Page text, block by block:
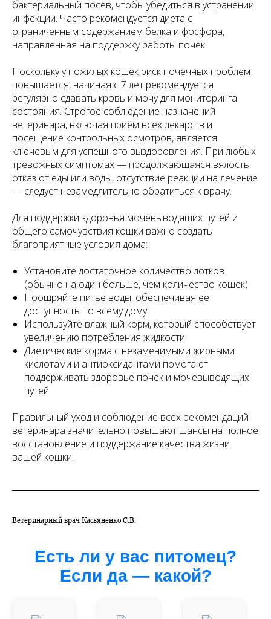
бактериальный посев, чтобы убедиться в устранении
инфекции. Часто рекомендуется диета с
ограниченным содержанием белка и фосфора,
направленная на поддержку работы почек.
Поскольку у пожилых кошек риск почечных проблем
повышается, начиная с 7 лет рекомендуется
регулярно сдавать кровь и мочу для мониторинга
состояния. Строгое соблюдение назначений
ветеринара, включая приём всех лекарств и
посещение контрольных осмотров, является
ключевым для успешного выздоровления. При любых
тревожных симптомах — продолжающаяся вялость,
отказ от еды или воды, отсутствие реакции на лечение
— следует незамедлительно обратиться к врачу.
Для поддержки здоровья мочевыводящих путей и
общего самочувствия кошки важно создать
благоприятные условия дома:
Установите достаточное количество лотков
(обычно на один больше, чем количество кошек)
Поощряйте питьё воды, обеспечивая её
доступность по всему дому
Используйте влажный корм, который способствует
увеличению потребления жидкости
Диетические корма с незаменимыми жирными
кислотами и антиоксидантами помогают
поддерживать здоровье почек и мочевыводящих
путей
Правильный уход и соблюдение всех рекомендаций
ветеринара значительно повышают шансы на полное
восстановление и поддержание качества жизни
вашей кошки.
Ветеринарный врач Касьяненко С.В.
Есть ли у вас питомец?
Если да — какой?